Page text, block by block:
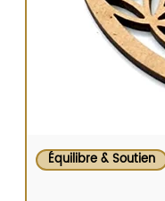
Équilibre & Soutien